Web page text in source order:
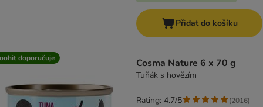
Přidat do košíku
doporučuje Cosma Nature 6 x 70 g
Tuňák s hovězím
Rating: 4.7/5 (2016)